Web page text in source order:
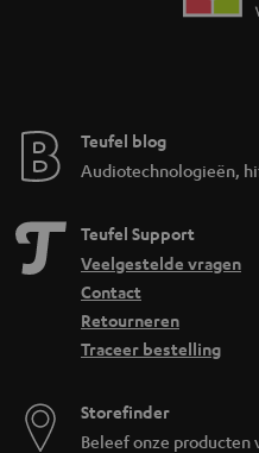
Teufel blog
Audiotechnologieën,
Teufel Support
Veelgestelde vragen
Contact
Retourneren
Traceer bestelling
Storefinder
Beleef onze producten